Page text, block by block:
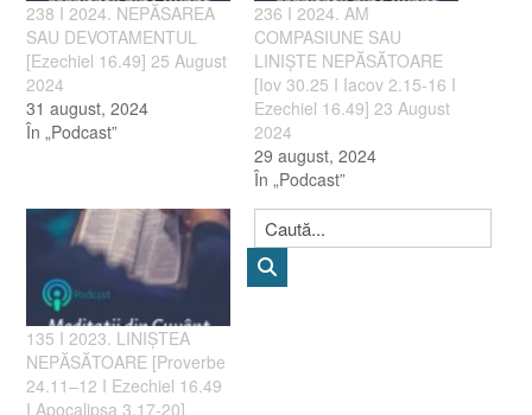
238 I 2024. NEPĂSAREA
SAU DEVOTAMENTUL
[Ezechiel 16.49] 25 August
2024
31 august, 2024
În „Podcast”
236 I 2024. AM
COMPASIUNE SAU
LINIȘTE NEPĂSĂTOARE
[Iov 30.25 I Iacov 2.15-16 I
Ezechiel 16.49] 23 August
2024
29 august, 2024
În „Podcast”
135 I 2023. LINIȘTEA
NEPĂSĂTOARE [Proverbe
24.11–12 I Ezechiel 16.49
I Apocalipsa 3.17-20]